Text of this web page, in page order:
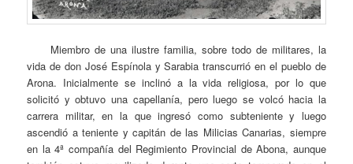
Miembro de una ilustre familia, sobre todo de militares, la
vida de don José Espínola y Sarabia transcurrió en el pueblo de
Arona. Inicialmente se inclinó a la vida religiosa, por lo que
solicitó y obtuvo una capellanía, pero luego se volcó hacia la
carrera militar, en la que ingresó como subteniente y luego
ascendió a teniente y capitán de las Milicias Canarias, siempre
en la 4ª compañía del Regimiento Provincial de Abona, aunque